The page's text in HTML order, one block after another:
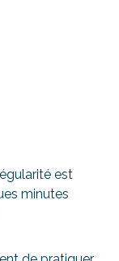
est
minutes